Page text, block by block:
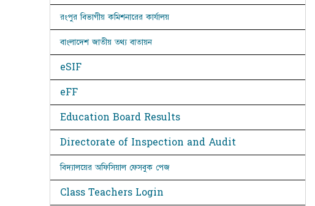
রংপুর বিভাগীয় কমিশনারের কার্যালয়
বাংলাদেশ জাতীয় তথ্য বাতায়ন
eSIF
eFF
Education Board Results
Directorate of Inspection and Audit
বিদ্যালয়ের অফিসিয়াল ফেসবুক পেজ
Class Teachers Login